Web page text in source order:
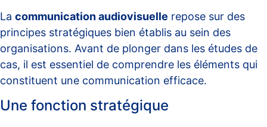
La communication audiovisuelle repose sur des
principes stratégiques bien établis au sein des
organisations. Avant de plonger dans les études de
cas, il est essentiel de comprendre les éléments qui
constituent une communication efficace.
Une fonction stratégique